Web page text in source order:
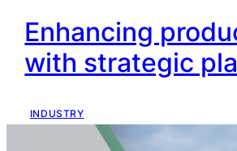
Enhancing
with strategic
INDUSTRY